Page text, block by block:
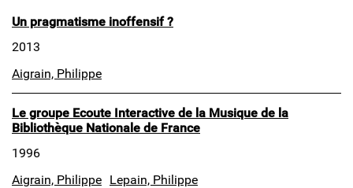
Un pragmatisme inoffensif ?
2013
Aigrain, Philippe
Le groupe Ecoute Interactive de la Musique de la
Bibliothèque Nationale de France
1996
Aigrain, Philippe Lepain, Philippe